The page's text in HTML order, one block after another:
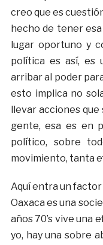
creo que es
hecho de tener
lugar oportuno y
política es así, es
arribar al poder
esto implica no
llevar acciones
gente, esa es en
político, sobre
movimiento, tanta
Aquí entra un
Oaxaca es una
años 70’s vive una
yo, hay una sobre